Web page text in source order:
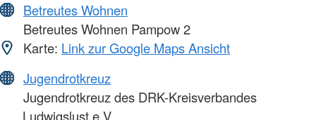
Betreutes Wohnen
Betreutes Wohnen Pampow 2
Karte: Link zur Google Maps Ansicht
Jugendrotkreuz
Jugendrotkreuz des DRK-Kreisverbandes
Ludwigslust e.V.